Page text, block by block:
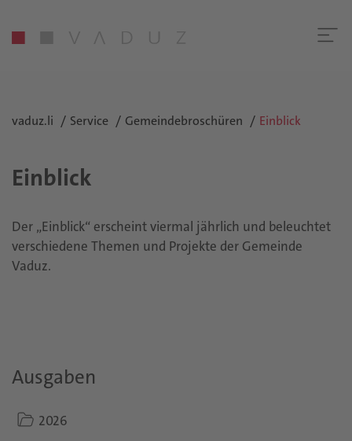
vaduz.li Service Gemeindebroschüren Einblick
Einblick
Der „Einblick“ erscheint viermal jährlich und beleuchtet
verschiedene Themen und Projekte der Gemeinde
Vaduz.
Ausgaben
folder
2026